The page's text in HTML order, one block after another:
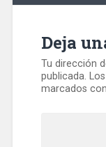
Deja
Tu dirección
publicada.
marcados con